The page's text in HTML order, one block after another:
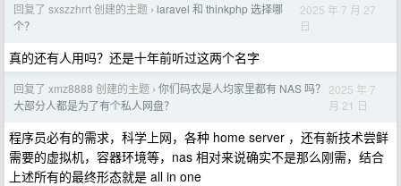
回复了 sxszzhrrt 创建的主题 › laravel 和 thinkphp 选择哪
个？
2025 年 7 月 27
日
真的还有人用吗？还是十年前听过这两个名字
回复了 xmz8888 创建的主题 › 你们码农是人均家里都有 NAS 吗？
大部分人都是为了有个私人网盘？
2025 年 7
月 21 日
程序员必有的需求，科学上网，各种 home server ，还有新技术尝鲜
需要的虚拟机，容器环境等，nas 相对来说确实不是那么刚需，结合
上述所有的最终形态就是 all in one